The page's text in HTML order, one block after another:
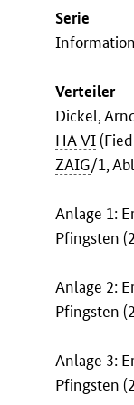
Serie
Verteiler
Dickel,
HA VI
ZAIG/1,
Anlage 1:
Pfingsten
Anlage 2:
Pfingsten
Anlage 3:
Pfingsten